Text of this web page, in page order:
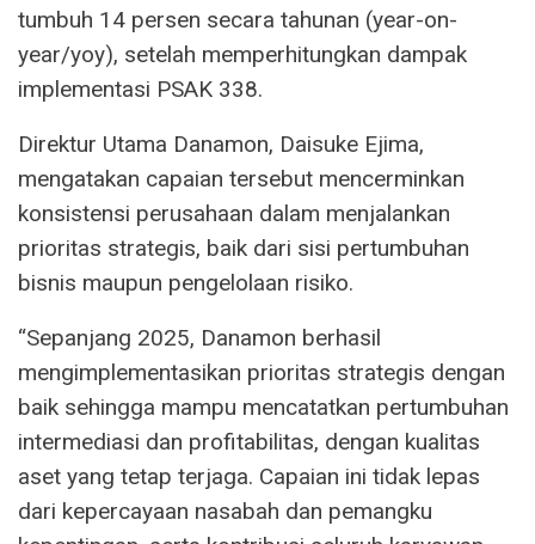
tumbuh 14 persen secara tahunan (year-on-
year/yoy), setelah memperhitungkan dampak
implementasi PSAK 338.
Direktur Utama Danamon, Daisuke Ejima,
mengatakan capaian tersebut mencerminkan
konsistensi perusahaan dalam menjalankan
prioritas strategis, baik dari sisi pertumbuhan
bisnis maupun pengelolaan risiko.
“Sepanjang 2025, Danamon berhasil
mengimplementasikan prioritas strategis dengan
baik sehingga mampu mencatatkan pertumbuhan
intermediasi dan profitabilitas, dengan kualitas
aset yang tetap terjaga. Capaian ini tidak lepas
dari kepercayaan nasabah dan pemangku